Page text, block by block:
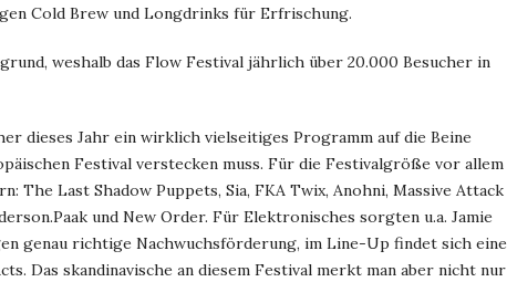
Cold Brew und Longdrinks für Erfrischung.
weshalb das Flow Festival jährlich über 20.000 Besucher in
dieses Jahr ein wirklich vielseitiges Programm auf die Beine
Festival verstecken muss. Für die Festivalgröße vor allem
The Last Shadow Puppets, Sia, FKA Twix, Anohni, Massive Attack
und New Order. Für Elektronisches sorgten u.a. Jamie
genau richtige Nachwuchsförderung, im Line-Up findet sich eine
Das skandinavische an diesem Festival merkt man aber nicht nur